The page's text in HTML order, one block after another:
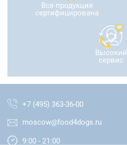
Вся продукция
сертифицирована
Высокий
сервис
+7 (495) 363-36-00
moscow@food4dogs.ru
9:00 - 21:00